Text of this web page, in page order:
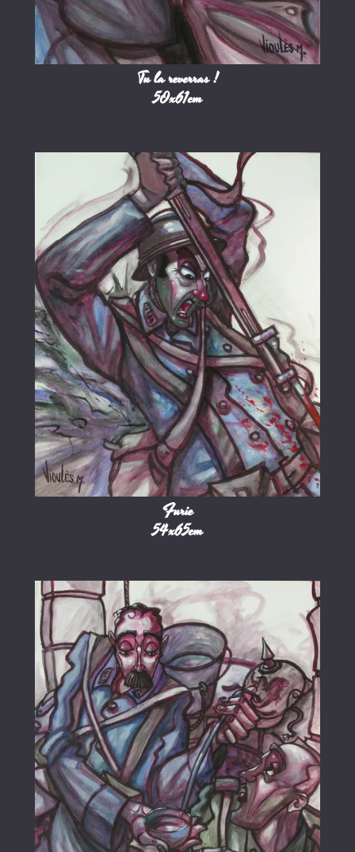
Tu la reverras !
50x61cm
Furie
54x65cm